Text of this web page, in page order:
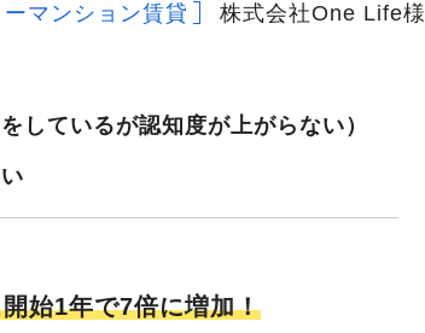
マンション賃貸 株式会社One Life様
しているが認知度が上がらない）
始1年で7倍に増加！